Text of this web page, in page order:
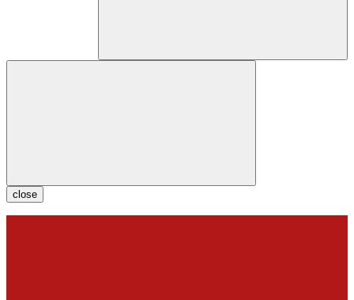
close